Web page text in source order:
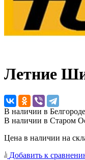
Летние
В наличии в
В наличии в Старом
Цена в наличии на
Добавить к